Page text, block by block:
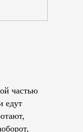
частью
едут